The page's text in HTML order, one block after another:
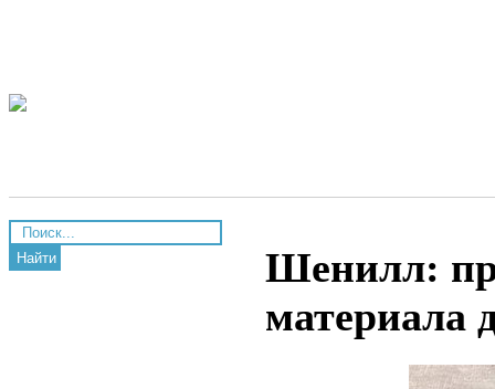
Найти
Шенилл:
материала